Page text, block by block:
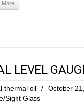
More
LEVEL
thermal oil / October
Sight Glass